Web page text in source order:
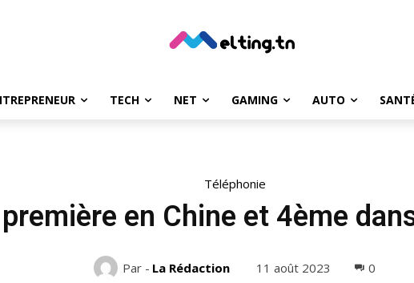
TECH NET GAMING AUTO
Téléphonie
en Chine et 4ème
Par - La Rédaction 11 août 2023 0